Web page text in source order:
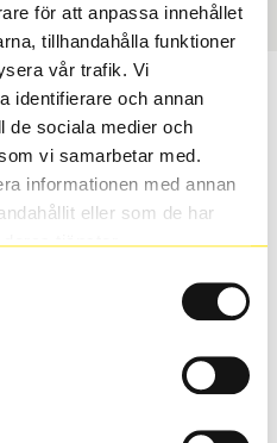
för att anpassa innehållet
tillhandahålla funktioner
vår trafik. Vi
identifierare och annan
de sociala medier och
vi samarbetar med.
informationen med annan
eller som de har
tjänster.
bil?
att se om det däck du
du köper däck som skall
se till att kolla en extra
samma dimensioner.
som bilen hade ut från